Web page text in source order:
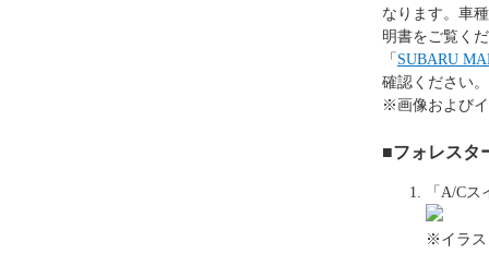
なります。車
明書をご覧く
「 SUBARU
確認ください。
※画像および
■フォレスタ
「A/C
※イラス